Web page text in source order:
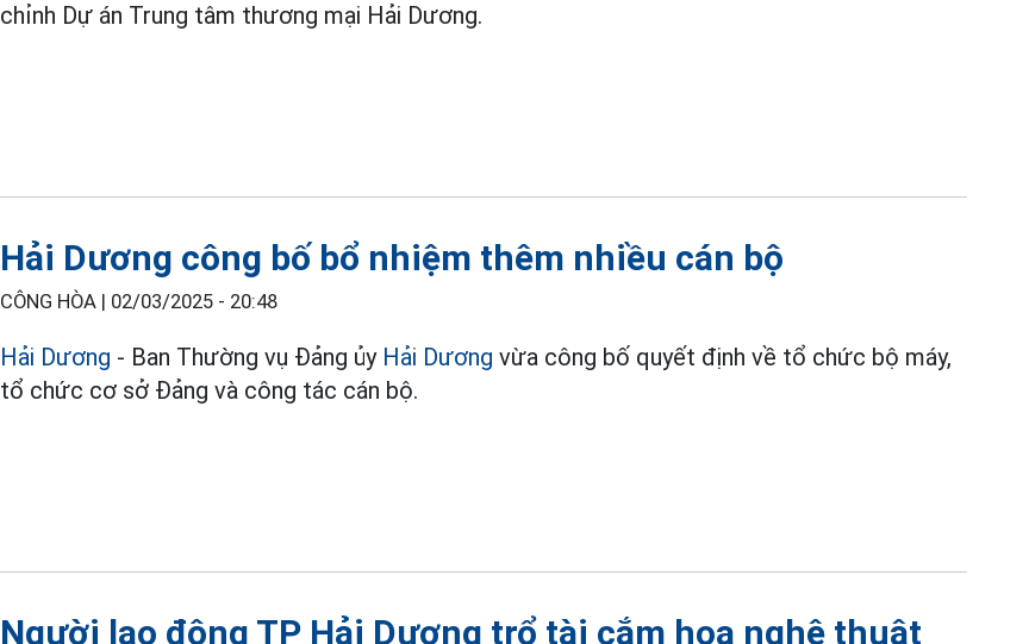
chỉnh Dự án Trung tâm thương mại Hải Dương.
Hải Dương công bố bổ nhiệm thêm nhiều cán bộ
CÔNG HÒA | 02/03/2025 - 20:48
Hải Dương - Ban Thường vụ Đảng ủy Hải Dương vừa công bố quyết định về tổ chức bộ máy,
tổ chức cơ sở Đảng và công tác cán bộ.
Người lao động TP Hải Dương trổ tài cắm hoa nghệ thuật